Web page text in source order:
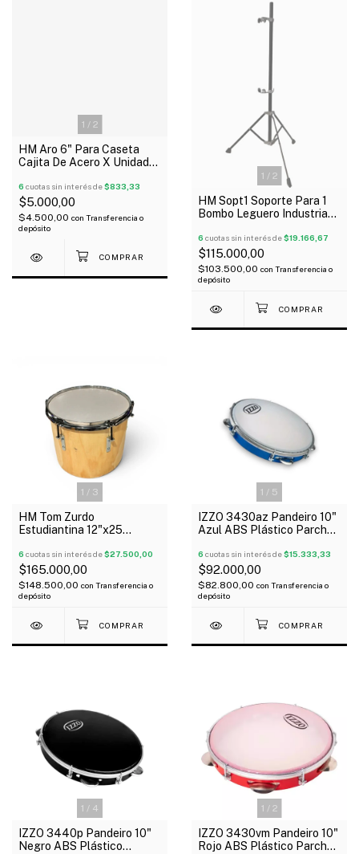
1 / 2
HM Aro 6" Para Caseta
Cajita De Acero X Unidad
6 cuotas sin interés de$833,33
$5.000,00
$4.500,00 con Transferencia o
depósito
1 / 2
HM Sopt1 Soporte Para 1
Bombo Leguero Industria
6 cuotas sin interés de$19.166,67
$115.000,00
$103.500,00 con Transferencia o
depósito
1 / 3
HM Tom Zurdo
Estudiantina 12"x25
Torres L Bulones
6 cuotas sin interés de$27.500,00
$165.000,00
$148.500,00 con Transferencia o
depósito
1 / 5
IZZO 3430az Pandeiro 10"
Azul ABS Plástico Parche
6 cuotas sin interés de$15.333,33
$92.000,00
$82.800,00 con Transferencia o
depósito
1 / 4
IZZO 3440p Pandeiro 10"
Negro ABS Plástico
1 / 2
IZZO 3430vm Pandeiro 10"
Rojo ABS Plástico Parche